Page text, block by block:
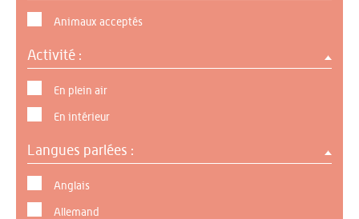
Animaux acceptés
Activité :
En plein air
En intérieur
Langues parlées :
Anglais
Allemand